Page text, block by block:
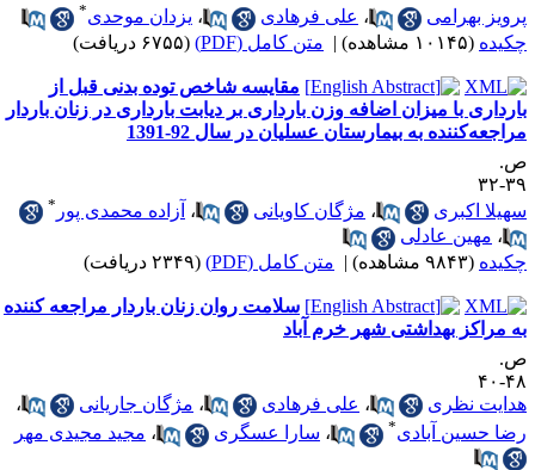
بهرامی ،علی فرهادی ،یزدان موحدی
(۱۰۱۴۵ مشاهده) | متن کامل (PDF) (۶۷۵۵ دریافت)
مقایسه شاخص توده بدنی قبل از
با میزان اضافه ‌وزن بارداری بر دیابت بارداری در زنان باردار
به بیمارستان عسلیان در سال‌ 92-1391
۳۲
اکبری
،مژگان کاویانی ،آزاده محمدی پور
،مهین عادلی
(۹۸۴۳ مشاهده) | متن کامل (PDF) (۲۳۴۹ دریافت)
سلامت روان زنان باردار مراجعه کننده
مراکز بهداشتی شهر خرم آباد
۴۰
نظری
،علی فرهادی ،مژگان جاریانی
،
حسین آبادی
،سارا عسگری ،مجید مجیدی مهر